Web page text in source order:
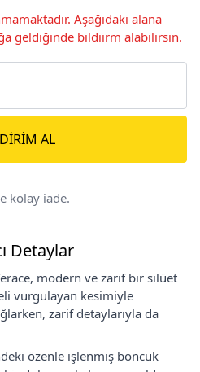
Aşağıdaki alana
geldiğinde bildiirm alabilirsin.
AL
kolay iade.
Detaylar
modern ve zarif bir silüet
vurgulayan kesimiyle
zarif detaylarıyla da
özenle işlenmiş boncuk